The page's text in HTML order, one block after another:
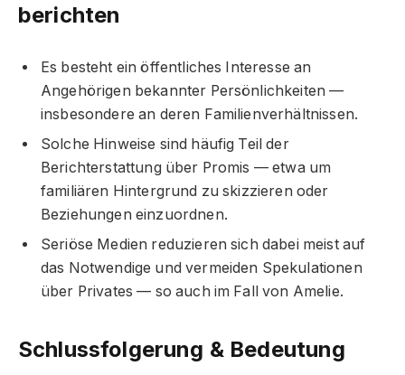
berichten
Es besteht ein öffentliches Interesse an
Angehörigen bekannter Persönlichkeiten —
insbesondere an deren Familienverhältnissen.
Solche Hinweise sind häufig Teil der
Berichterstattung über Promis — etwa um
familiären Hintergrund zu skizzieren oder
Beziehungen einzuordnen.
Seriöse Medien reduzieren sich dabei meist auf
das Notwendige und vermeiden Spekulationen
über Privates — so auch im Fall von Amelie.
Schlussfolgerung & Bedeutung